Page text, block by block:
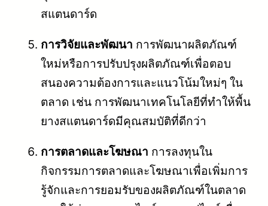
สแตนดาร์ด
การวิจัยและพัฒนา การพัฒนาผลิตภัณฑ์
ใหม่หรือการปรับปรุงผลิตภัณฑ์เพื่อตอบ
สนองความต้องการและแนวโน้มใหม่ๆ ใน
ตลาด เช่น การพัฒนาเทคโนโลยีที่ทำให้พื้น
ยางสแตนดาร์ดมีคุณสมบัติที่ดีกว่า
การตลาดและโฆษณา การลงทุนใน
กิจกรรมการตลาดและโฆษณาเพื่อเพิ่มการ
รู้จักและการยอมรับของผลิตภัณฑ์ในตลาด